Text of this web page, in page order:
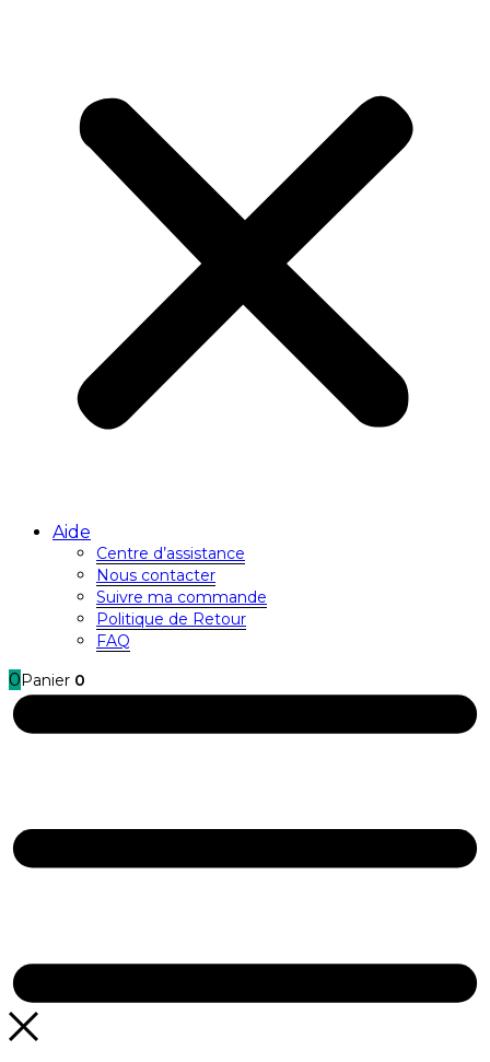
Aide
Centre d’assistance
Nous contacter
Suivre ma commande
Politique de Retour
FAQ
0 Panier 0